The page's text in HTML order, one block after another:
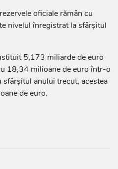
oficiale rămân cu
nivelul înregistrat la sfârșitul
5,173 miliarde de euro
18,34 milioane de euro într-o
anului trecut, acestea
de euro.